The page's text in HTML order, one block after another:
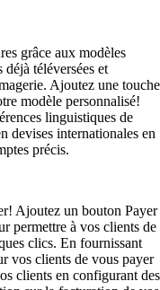
grâce aux modèles
téléversées et
Ajoutez une touche
modèle personnalisé!
linguistiques de
devises internationales en
précis.
Ajoutez un bouton Payer
permettre à vos clients de
clics. En fournissant
vos clients de vous payer
clients en configurant des